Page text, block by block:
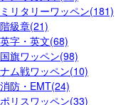
ミリタリーワッペン(181)
階級章(21)
英字・英文(68)
国旗ワッペン(98)
ナム戦ワッペン(10)
消防・EMT(24)
ポリスワッペン(33)